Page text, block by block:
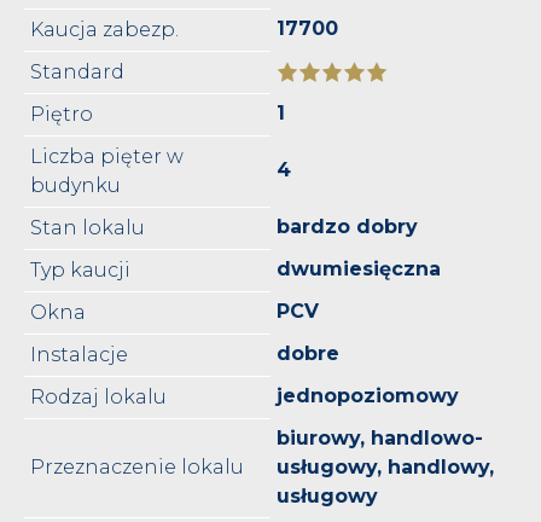
Kaucja zabezp.
17700
Standard
Piętro
1
Liczba pięter w
budynku
4
Stan lokalu
bardzo dobry
Typ kaucji
dwumiesięczna
Okna
PCV
Instalacje
dobre
Rodzaj lokalu
jednopoziomowy
Przeznaczenie lokalu
biurowy, handlowo-
usługowy, handlowy,
usługowy